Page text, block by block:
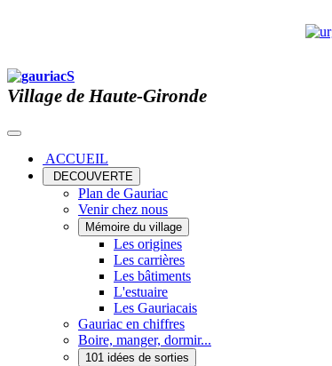
Village de Haute-Gironde
ACCUEIL
DECOUVERTE
Plan de Gauriac
Venir chez nous
Mémoire du village
Les origines
Les carrières
Les bâtiments
L'estuaire
Les Gauriacais
Gauriac en chiffres
Boire, manger, dormir...
101 idées de sorties